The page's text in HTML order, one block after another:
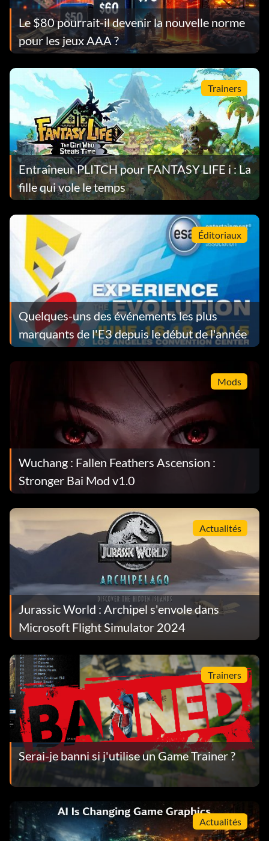
Le $80 pourrait-il devenir la nouvelle norme
pour les jeux AAA ?
Trainers
Entraîneur PLITCH pour FANTASY LIFE i : La
fille qui vole le temps
Éditoriaux
Quelques-uns des événements les plus
marquants de l'E3 depuis le début de l'année
Mods
Wuchang : Fallen Feathers Ascension :
Stronger Bai Mod v1.0
Actualités
Jurassic World : Archipel s'envole dans
Microsoft Flight Simulator 2024
Trainers
Serai-je banni si j'utilise un Game Trainer ?
Actualités